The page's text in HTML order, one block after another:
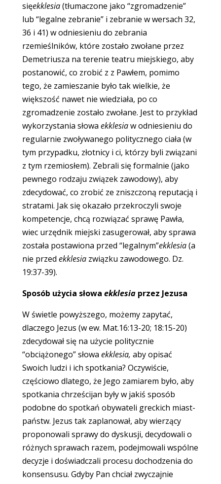
sięekklesia(tłumaczone jako “zgromadzenie”
lub “legalne zebranie” i zebranie w wersach 32,
36 i 41) w odniesieniu do zebrania
rzemieślników, które zostało zwołane przez
Demetriusza na terenie teatru miejskiego, aby
postanowić, co zrobić z z Pawłem, pomimo
tego, że zamieszanie było tak wielkie, że
większość nawet nie wiedziała, po co
zgromadzenie zostało zwołane. Jest to przykład
wykorzystania słowa ekklesiaw odniesieniu do
regularnie zwoływanego politycznego ciała (w
tym przypadku, złotnicy i ci, którzy byli związani
z tym rzemiosłem). Zebrali się formalnie (jako
pewnego rodzaju związek zawodowy), aby
zdecydować, co zrobić ze zniszczoną reputacją i
stratami. Jak się okazało przekroczyli swoje
kompetencje, chcą rozwiązać sprawę Pawła,
wiec urzędnik miejski zasugerował, aby sprawa
została postawiona przed “legalnym”ekklesia(a
nie przed ekklesiazwiązku zawodowego. Dz.
19:37-39).
Sposób użycia słowa ekklesiaprzez Jezusa
W świetle powyższego, możemy zapytać,
dlaczego Jezus (w ew. Mat.16:13-20; 18:15-20)
zdecydował się na użycie politycznie
“obciążonego” słowa ekklesia, aby opisać
Swoich ludzi i ich spotkania? Oczywiście,
częściowo dlatego, że Jego zamiarem było, aby
spotkania chrześcijan były w jakiś sposób
podobne do spotkań obywateli greckich miast-
państw. Jezus tak zaplanował, aby wierzący
proponowali sprawy do dyskusji, decydowali o
różnych sprawach razem, podejmowali wspólne
decyzje i doświadczali procesu dochodzenia do
konsensusu. Gdyby Pan chciał zwyczajnie